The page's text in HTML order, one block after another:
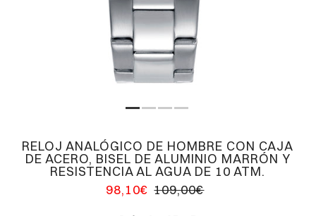
RELOJ ANALÓGICO DE HOMBRE CON CAJA
DE ACERO, BISEL DE ALUMINIO MARRÓN Y
RESISTENCIA AL AGUA DE 10 ATM.
98,10€ 109,00€